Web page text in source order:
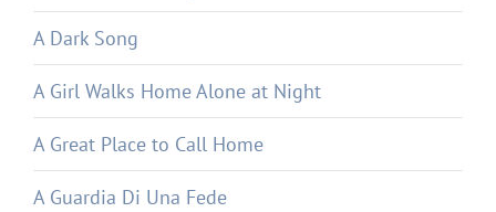
A Dark Song
A Girl Walks Home Alone at Night
A Great Place to Call Home
A Guardia Di Una Fede